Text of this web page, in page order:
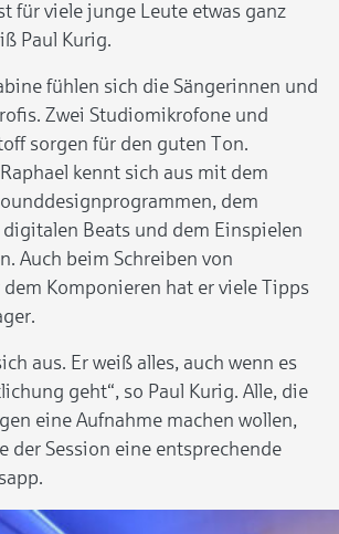
für viele junge Leute etwas ganz
Paul Kurig.
fühlen sich die Sängerinnen und
Zwei Studiomikrofone und
sorgen für den guten Ton.
kennt sich aus mit dem
dem
Beats und dem Einspielen
Auch beim Schreiben von
Komponieren hat er viele Tipps
aus. Er weiß alles, auch wenn es
geht“, so Paul Kurig. Alle, die
eine Aufnahme machen wollen,
der Session eine entsprechende